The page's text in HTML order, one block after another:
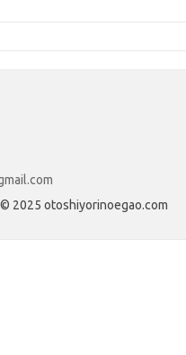
© 2025 otoshiyorinoegao.com